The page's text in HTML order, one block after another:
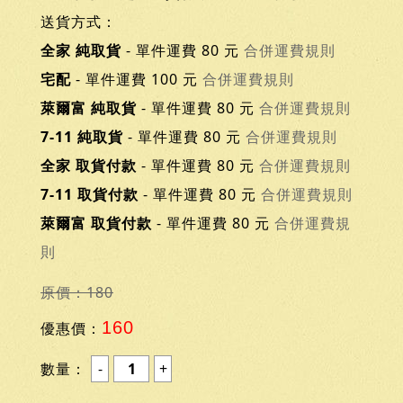
送貨方式：
全家 純取貨 - 單件運費 80 元 合併運費規則
宅配 - 單件運費 100 元 合併運費規則
萊爾富 純取貨 - 單件運費 80 元 合併運費規則
7-11 純取貨 - 單件運費 80 元 合併運費規則
全家 取貨付款 - 單件運費 80 元 合併運費規則
7-11 取貨付款 - 單件運費 80 元 合併運費規則
萊爾富 取貨付款 - 單件運費 80 元 合併運費規
則
原價：180
優惠價： 160
數量：